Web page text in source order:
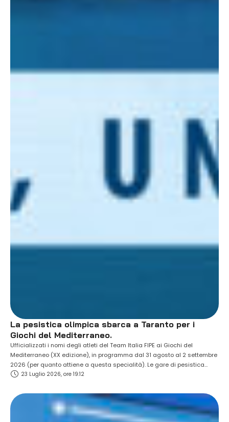
La pesistica olimpica sbarca a Taranto per i
Giochi del Mediterraneo.
Ufficializzati i nomi degli atleti del Team Italia FIPE ai Giochi del
Mediterraneo (XX edizione), in programma dal 31 agosto al 2 settembre
2026 (per quanto attiene a questa specialità). Le gare di pesistica
olimpica si terranno presso il Palazzetto dello Sport di San Giorgio
23 Luglio 2026, ore 19:12